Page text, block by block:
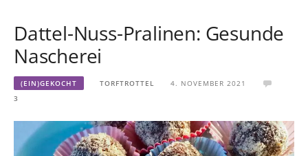
Dattel-Nuss-Pralinen: Gesunde
Nascherei
(EIN)GEKOCHT TORFTROTTEL
4. NOVEMBER 2021
3